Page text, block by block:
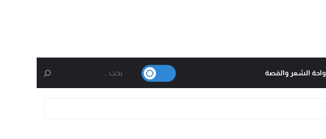
واحة الشعر والقصة